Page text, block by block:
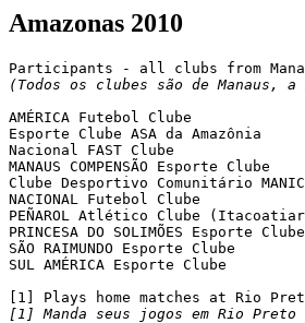
Amazonas 2010
(Todos os clubes são de Manaus,
AMÉRICA Futebol Clube
Esporte Clube ASA da Amazônia
Nacional FAST Clube
MANAUS COMPENSÃO Esporte Clube		[1]
Clube Desportivo Comunitário
NACIONAL Futebol Clube
PEÑAROL Atlético Clube
PRINCESA DO SOLIMÕES Esporte
SÃO RAIMUNDO Esporte Clube
SUL AMÉRICA Esporte Clube
[1] Manda seus jogos em Rio Preto